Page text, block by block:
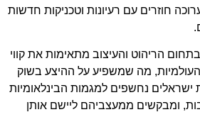
חוזרים עם רעיונות וטכניקות חדשות
הריהוט והעיצוב מתאימות את קווי
מה שמשפיע על ההיצע בשוק
ישראלים נחשפים למגמות הבינלאומיות
ומבקשים ממעצביהם ליישם אותן